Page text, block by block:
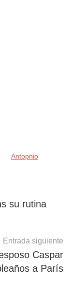
Antopnio
su rutina
Entrada siguiente
Caspar
a París